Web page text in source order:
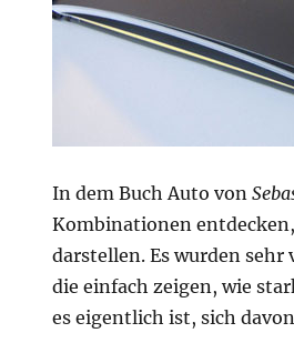
In dem Buch Auto von
Kombinationen
darstellen. Es wurden
die einfach zeigen, wie
es eigentlich ist, sich